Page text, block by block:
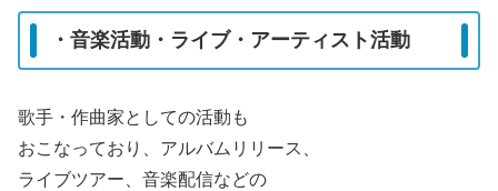
・音楽活動・ライブ・アーティスト活動
歌手・作曲家としての活動も
おこなっており、アルバムリリース、
ライブツアー、音楽配信などの